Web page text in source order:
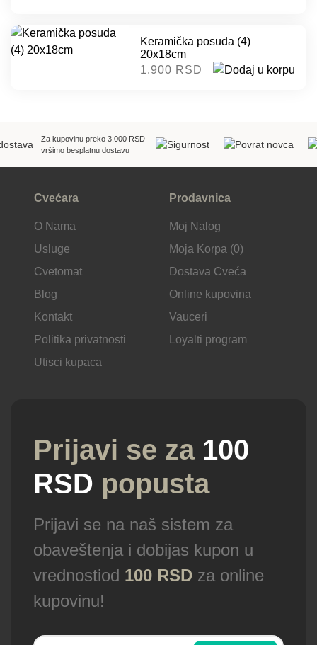
Keramička posuda (4)
20x18cm
1.900 RSD
Za kupovinu preko 3.000 RSD
vršimo besplatnu dostavu
Cvećara
O Nama
Usluge
Cvetomat
Blog
Kontakt
Politika privatnosti
Utisci kupaca
Prodavnica
Moj Nalog
Moja Korpa (0)
Dostava Cveća
Online kupovina
Vauceri
Loyalti program
Prijavi se za 100
RSD popusta
Prijavi se na naš sistem za
obaveštenja i dobijas kupon u
vrednostiod 100 RSD za online
kupovinu!